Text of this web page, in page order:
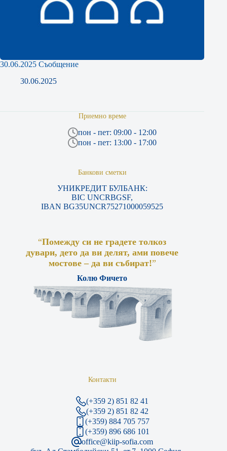
30.06.2025 Съобщение
30.06.2025
Приемно време
пон - пет: 09:00 - 12:00
пон - пет: 13:00 - 17:00
Банкови сметки
УНИКРЕДИТ БУЛБАНК:
BIC UNCRBGSF,
IBAN BG35UNCR75271000059525
“Помежду си не градете толкоз
дувари, дето да ви делят, ами повече
мостове – да ви събират!”
Колю Фичето
Контакти
(+359 2) 851 82 41
(+359 2) 851 82 42
(+359) 884 705 757
(+359) 896 686 101
office@kiip-sofia.com